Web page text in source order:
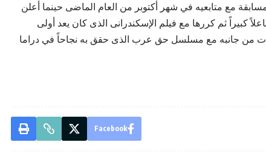
مع متابعيه في شهر أكتوبر من العام الماضى حينما أعلن
كبيراً ثم كررها مع فيلم الإسكندرانى الذى كان يعد أولى
من جانبه مع مسلسل حق عرب الذى حقق به نجاحاً في دراما
Facebook